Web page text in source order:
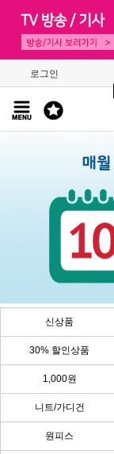
로그인
신상품
30% 할인상품
1,000원
니트/가디건
원피스